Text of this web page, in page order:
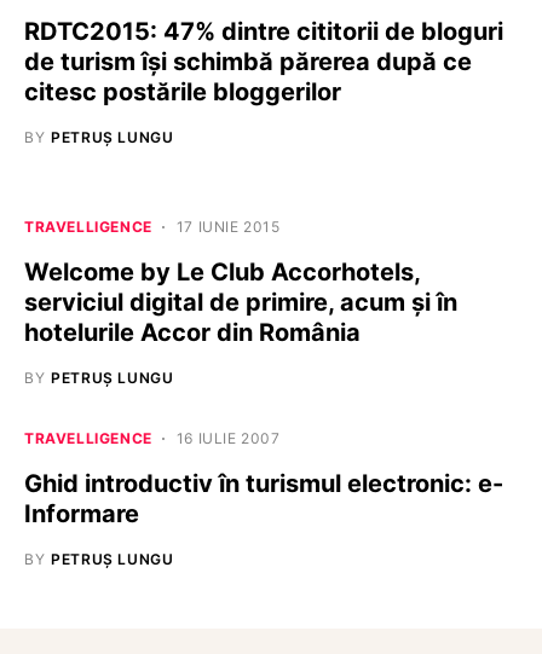
RDTC2015: 47% dintre cititorii de bloguri
de turism își schimbă părerea după ce
citesc postările bloggerilor
BY PETRUȘ LUNGU
TRAVELLIGENCE 17 IUNIE 2015
Welcome by Le Club Accorhotels,
serviciul digital de primire, acum și în
hotelurile Accor din România
BY PETRUȘ LUNGU
TRAVELLIGENCE 16 IULIE 2007
Ghid introductiv în turismul electronic: e-
Informare
BY PETRUȘ LUNGU